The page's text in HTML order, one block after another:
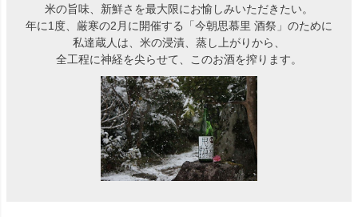
米の旨味、新鮮さを最大限にお愉しみいただきたい。
年に1度、厳寒の2月に開催する「今朝思慕里 酒祭」のために
私達蔵人は、米の浸漬、蒸し上がりから、
全工程に神経を尖らせて、このお酒を搾ります。